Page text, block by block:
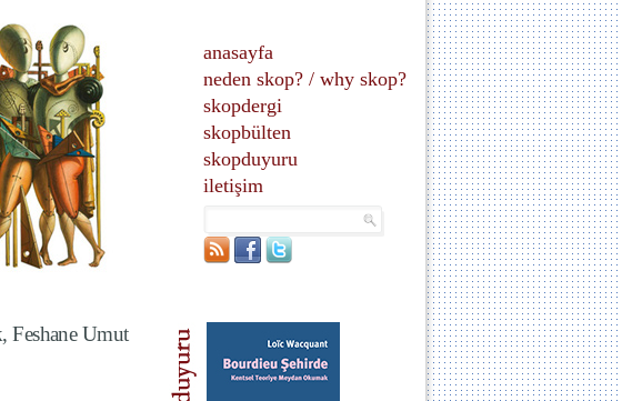
anasayfa
neden skop? / why skop?
skopdergi
skopbülten
skopduyuru
iletişim
Feshane Umut